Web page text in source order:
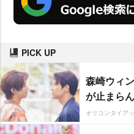
PICK UP
森崎ウィ
が止まらん
オリコンタイア